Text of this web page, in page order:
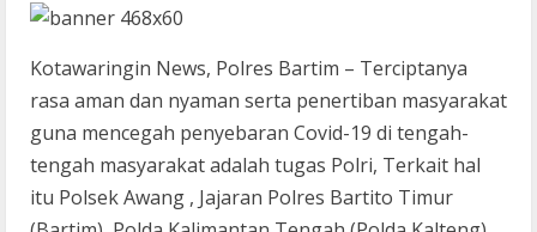
Kotawaringin News, Polres Bartim – Terciptanya
rasa aman dan nyaman serta penertiban masyarakat
guna mencegah penyebaran Covid-19 di tengah-
tengah masyarakat adalah tugas Polri, Terkait hal
itu Polsek Awang , Jajaran Polres Bartito Timur